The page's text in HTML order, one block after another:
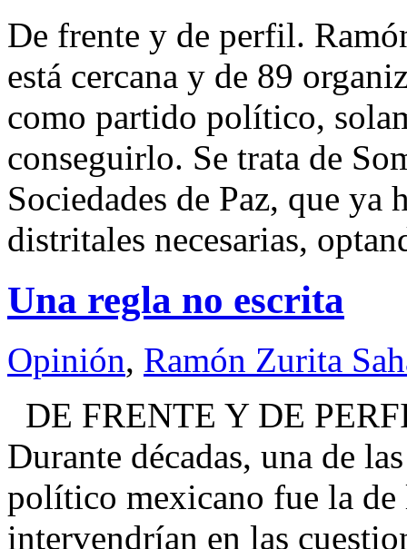
De frente y de perfil.
está cercana y de 89
como partido político,
conseguirlo. Se trata de
Sociedades de Paz, que ya
distritales necesarias,
Una regla no escrita
Opinión, Ramón Zurita
DE FRENTE Y DE
Durante décadas, una de
político mexicano fue la de
intervendrían en las